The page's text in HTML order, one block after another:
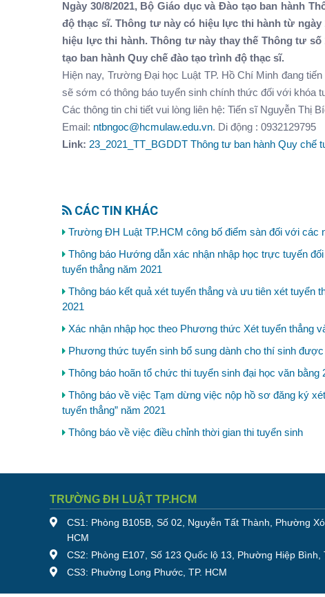
Ngày 30/8/2021, Bộ Giáo dục và Đào tạo ban hành
độ thạc sĩ. Thông tư này có hiệu lực thi hành từ
hiệu lực thi hành. Thông tư này thay thế Thông tư số
tạo ban hành Quy chế đào tạo trình độ thạc sĩ.
Hiện nay, Trường Đại học Luật TP. Hồ Chí Minh đang
sẽ sớm có thông báo tuyển sinh chính thức đối với khóa
Các thông tin chi tiết vui lòng liên hệ: Tiến sĩ Nguyễn Thị
Email: ntbngoc@hcmulaw.edu.vn. Di động : 0932129795
Link: 23_2021_TT_BGDDT Thông tư ban hành Quy chế
CÁC TIN KHÁC
Trường ĐH Luật TP.HCM công bố điểm sàn đối với các
Thông báo Hướng dẫn xác nhận nhập học trực tuyến
tuyển thẳng năm 2021
Thông báo kết quả xét tuyển thẳng và ưu tiên xét tuyển
2021
Xác nhận nhập học theo Phương thức Xét tuyển thẳng
Phương thức tuyển sinh bổ sung dành cho thí sinh
Thông báo hoãn tổ chức thi tuyển sinh đại học văn
Thông báo về việc Tạm dừng việc nộp hồ sơ đăng ký
tuyển thẳng” năm 2021
Thông báo về việc điều chỉnh thời gian thi tuyển sinh
TRƯỜNG ĐH LUẬT TP.HCM
CS1: Phòng B105B, Số 02, Nguyễn Tất Thành, Phường
HCM
CS2: Phòng E107, Số 123 Quốc lộ 13, Phường Hiệp Bình,
CS3: Phường Long Phước, TP. HCM